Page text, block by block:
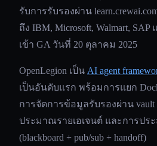
รับการรับรองผ่าน
ถึง IBM, Microsoft, Walmart, SAP
เข้า GA วันที่ 20 ตุลาคม 2025
OpenLegion เป็น AI agent
เป็นอันดับแรก พร้อมการแยก
การจัดการข้อมูลรับรองผ่าน vault
ประมาณรายเอเจนต์ และการปร
(blackboard + pub/sub + handoff)